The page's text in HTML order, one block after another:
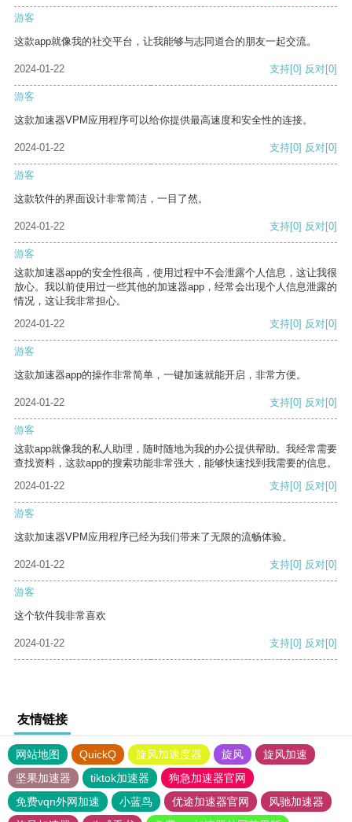
游客
这款app就像我的社交平台，让我能够与志同道合的朋友一起交流。
2024-01-22 支持[0] 反对[0]
游客
这款加速器VPM应用程序可以给你提供最高速度和安全性的连接。
2024-01-22 支持[0] 反对[0]
游客
这款软件的界面设计非常简洁，一目了然。
2024-01-22 支持[0] 反对[0]
游客
这款加速器app的安全性很高，使用过程中不会泄露个人信息，这让我很
放心。我以前使用过一些其他的加速器app，经常会出现个人信息泄露的
情况，这让我非常担心。
2024-01-22
支持[0] 反对[0]
游客
这款加速器app的操作非常简单，一键加速就能开启，非常方便。
2024-01-22 支持[0] 反对[0]
游客
这款app就像我的私人助理，随时随地为我的办公提供帮助。我经常需要
查找资料，这款app的搜索功能非常强大，能够快速找到我需要的信息。
2024-01-22
支持[0] 反对[0]
游客
这款加速器VPM应用程序已经为我们带来了无限的流畅体验。
2024-01-22 支持[0] 反对[0]
游客
这个软件我非常喜欢
2024-01-22 支持[0] 反对[0]
友情链接
网站地图 QuickQ 旋风加速度器 旋风
旋风加速
坚果加速器
tiktok加速器
狗急加速器官网
免费vqn外网加速
小蓝鸟 优途加速器官网
风驰加速器